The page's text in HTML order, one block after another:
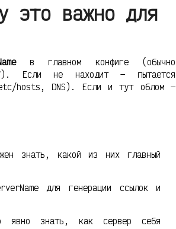
это важно для
в главном конфиге (обычно
Если не находит — пытается
etc/hosts, DNS). Если и тут облом —
знать, какой из них главный
для генерации ссылок и
явно знать, как сервер себя